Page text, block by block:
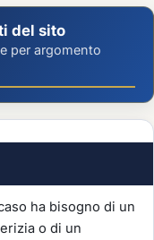
del sito
per argomento
ha bisogno di un
o di un